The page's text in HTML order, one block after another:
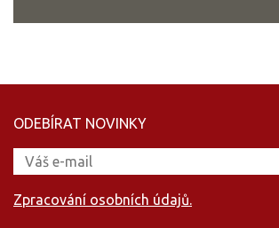
ODEBÍRAT NOVINKY
Zpracování osobních údajů.